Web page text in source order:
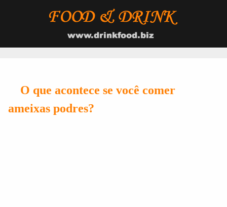
O que acontece se você comer
ameixas podres?